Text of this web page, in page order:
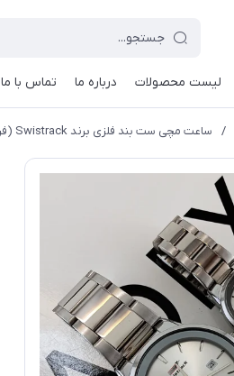
لیست محصولات درباره ما تماس با ما
/ ساعت مچی ست بند فلزی برند Swistrack (فروش به صورت تک وست)